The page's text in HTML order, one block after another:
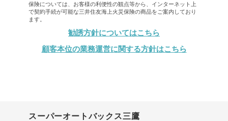
保険については、お客様の利便性の観点等から、インターネット上
で契約手続が可能な三井住友海上火災保険の商品をご案内しており
ます。
勧誘方針についてはこちら
顧客本位の業務運営に関する方針はこちら
スーパーオートバックス三鷹